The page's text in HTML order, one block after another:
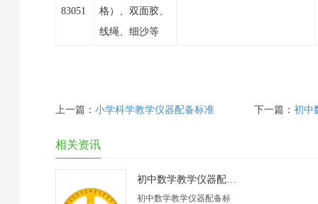
83051
格）、双面胶、
线绳、细沙等
上一篇： 小学科学教学仪器配备标准 下一篇： 初中
相关资讯
初中数学教学仪器配备标准
初中数学教学仪器配备标